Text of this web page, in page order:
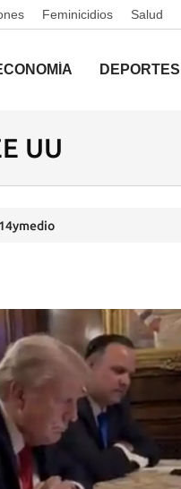
Feminicidios Salud
DEPORTES
UU